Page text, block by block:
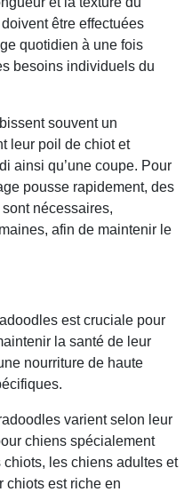
être effectuées
quotidien à une fois
besoins individuels du
souvent un
leur poil de chiot et
ainsi qu’une coupe. Pour
pousse rapidement, des
nécessaires,
afin de maintenir le
est cruciale pour
la santé de leur
nourriture de haute
varient selon leur
chiens spécialement
les chiens adultes et
chiots est riche en